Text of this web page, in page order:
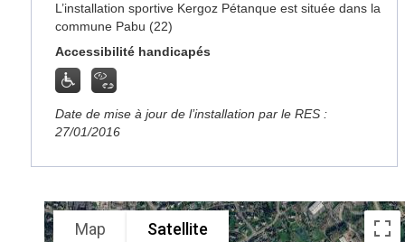
L’installation sportive Kergoz Pétanque est située dans la
commune Pabu (22)
Accessibilité handicapés
Date de mise à jour de l’installation par le RES :
27/01/2016
Map Satellite